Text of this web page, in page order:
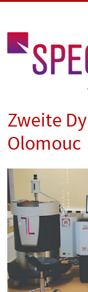
Zweite
Olomouc